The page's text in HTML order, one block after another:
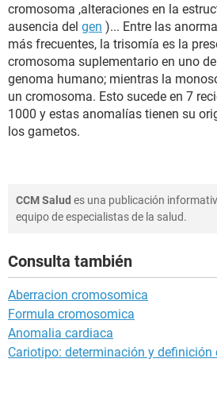
cromosoma ,alteraciones en la
ausencia del gen )... Entre las
más frecuentes, la trisomía es la
cromosoma suplementario en uno
genoma humano; mientras la
un cromosoma. Esto sucede en 7
1000 y estas anomalías tienen su
los gametos.
CCM Salud es una publicación
equipo de especialistas de la salud.
Consulta también
Aberracion cromosomica
Formula cromosomica
Anomalia cardiaca
Cariotipo: determinación y definición